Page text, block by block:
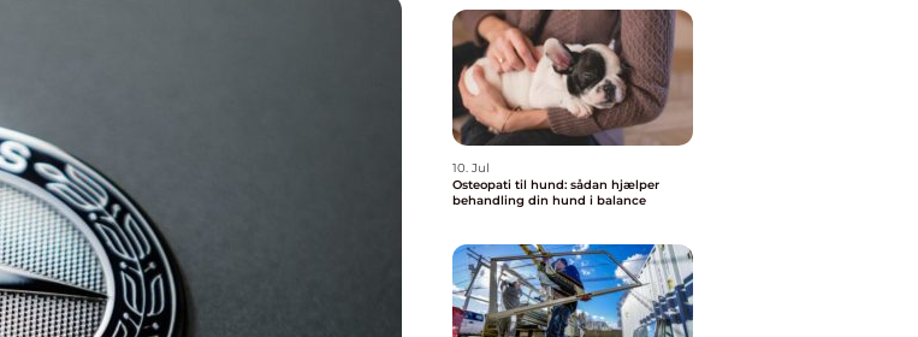
10. Jul
Osteopati til hund: sådan hjælper
behandling din hund i balance